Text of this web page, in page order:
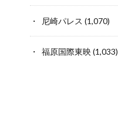
尼崎パレス (1,070)
福原国際東映(1,033)